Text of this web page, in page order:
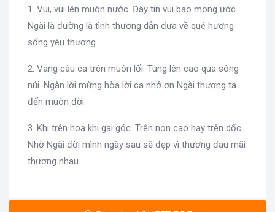
1. Vui, vui lên muôn nước. Đây tin vui bao mong ước.
Ngài là đường là tình thương dẫn đưa về quê hương
sống yêu thương.
2. Vang câu ca trên muôn lối. Tung lên cao qua sông
núi. Ngàn lời mừng hòa lời ca nhớ ơn Ngài thương ta
đến muôn đời.
3. Khi trên hoa khi gai góc. Trên non cao hay trên dốc.
Nhờ Ngài đời mình ngày sau sẽ đẹp vì thương đau mãi
thương nhau.